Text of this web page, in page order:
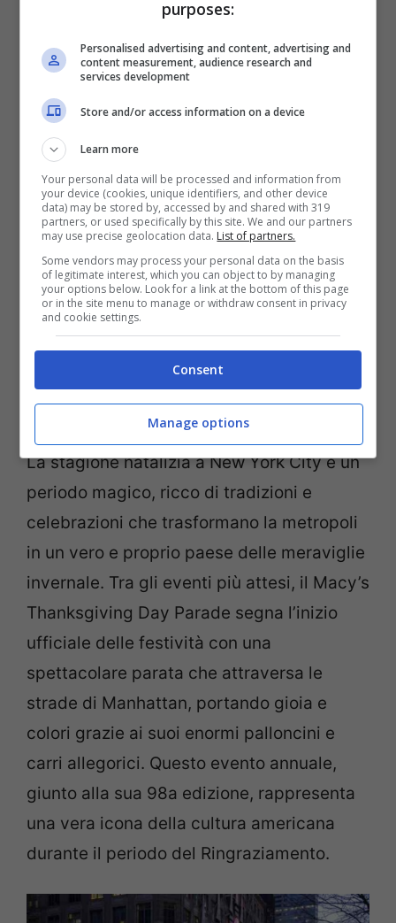
New Year’s Eve Times Square Ball Drop
31 dicembre – 1° gennaio | Midtown
Manhattan
Il Times Square New Year’s Eve Ball brilla a
Times Square per tutto l’anno, ma
assistere di persona al momento in cui
viene inaugurato, la notte di Capodanno, è
qualcosa di spettacolare. I partecipanti
sono invitati a scrivere i propri desideri e
buoni propositi, che verranno poi stampati
sui coriandoli che saranno lanciati durante
i festeggiamenti.
La stagione natalizia a New York City è un
periodo magico, ricco di tradizioni e
celebrazioni che trasformano la metropoli
in un vero e proprio paese delle meraviglie
invernale. Tra gli eventi più attesi, il Macy’s
Thanksgiving Day Parade segna l’inizio
ufficiale delle festività con una
spettacolare parata che attraversa le
strade di Manhattan, portando gioia e
colori grazie ai suoi enormi palloncini e
carri allegorici. Questo evento annuale,
giunto alla sua 98a edizione, rappresenta
una vera icona della cultura americana
durante il periodo del Ringraziamento.
purposes:
Personalised advertising and content, advertising and
content measurement, audience research and
services development
Store and/or access information on a device
Learn more
Your personal data will be processed and information from
your device (cookies, unique identifiers, and other device
data) may be stored by, accessed by and shared with 319
partners, or used specifically by this site. We and our partners
may use precise geolocation data. List of partners.
Some vendors may process your personal data on the basis
of legitimate interest, which you can object to by managing
your options below. Look for a link at the bottom of this page
or in the site menu to manage or withdraw consent in privacy
and cookie settings.
Consent
Manage options